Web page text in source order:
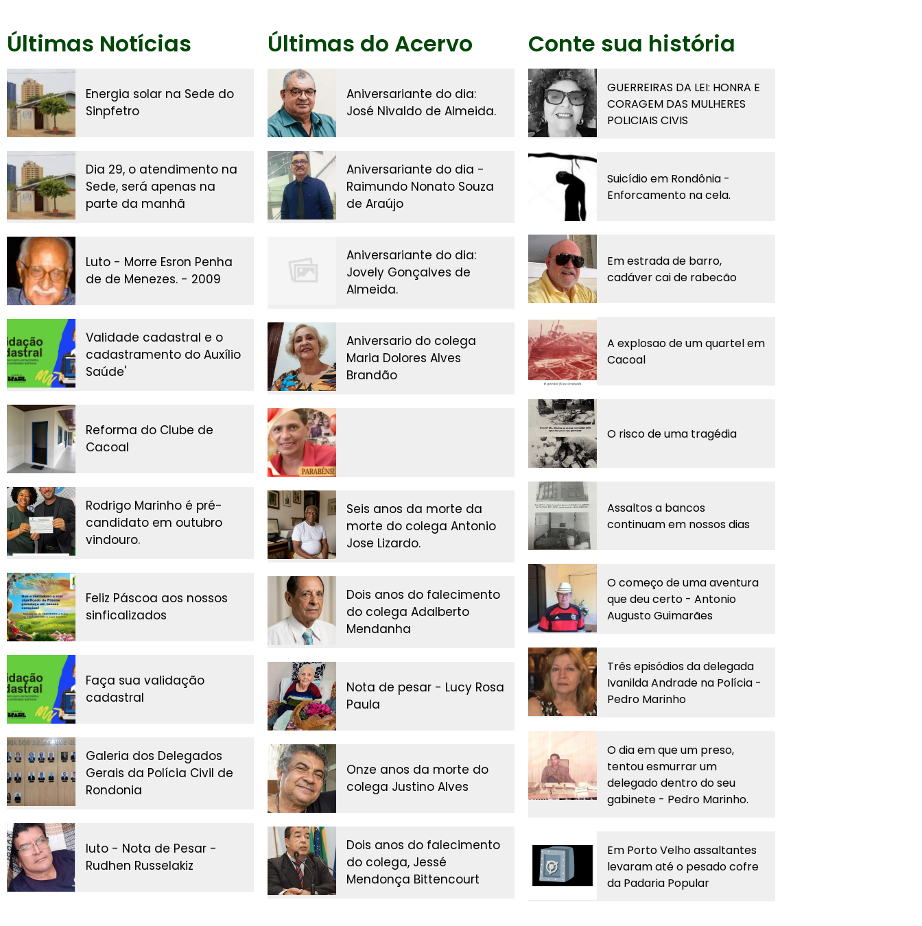
Últimas Notícias
Energia solar na Sede do
Sinpfetro
Dia 29, o atendimento na
Sede, será apenas na
parte da manhã
Luto - Morre Esron Penha
de de Menezes. - 2009
Validade cadastral e o
cadastramento do Auxílio
Saúde'
Reforma do Clube de
Cacoal
Rodrigo Marinho é pré-
candidato em outubro
vindouro.
Feliz Páscoa aos nossos
sinficalizados
Faça sua validação
cadastral
Galeria dos Delegados
Gerais da Polícia Civil de
Rondonia
luto - Nota de Pesar -
Rudhen Russelakiz
Últimas do Acervo
Aniversariante do dia:
José Nivaldo de Almeida.
Aniversariante do dia -
Raimundo Nonato Souza
de Araújo
Aniversariante do dia:
Jovely Gonçalves de
Almeida.
Aniversario do colega
Maria Dolores Alves
Brandão
Seis anos da morte da
morte do colega Antonio
Jose Lizardo.
Dois anos do falecimento
do colega Adalberto
Mendanha
Nota de pesar - Lucy Rosa
Paula
Onze anos da morte do
colega Justino Alves
Dois anos do falecimento
do colega, Jessé
Mendonça Bittencourt
Conte sua história
GUERREIRAS DA LEI: HONRA E
CORAGEM DAS MULHERES
POLICIAIS CIVIS
Suicídio em Rondônia -
Enforcamento na cela.
Em estrada de barro,
cadáver cai de rabecão
A explosao de um quartel em
Cacoal
O risco de uma tragédia
Assaltos a bancos
continuam em nossos dias
O começo de uma aventura
que deu certo - Antonio
Augusto Guimarães
Três episódios da delegada
Ivanilda Andrade na Polícia -
Pedro Marinho
O dia em que um preso,
tentou esmurrar um
delegado dentro do seu
gabinete - Pedro Marinho.
Em Porto Velho assaltantes
levaram até o pesado cofre
da Padaria Popular